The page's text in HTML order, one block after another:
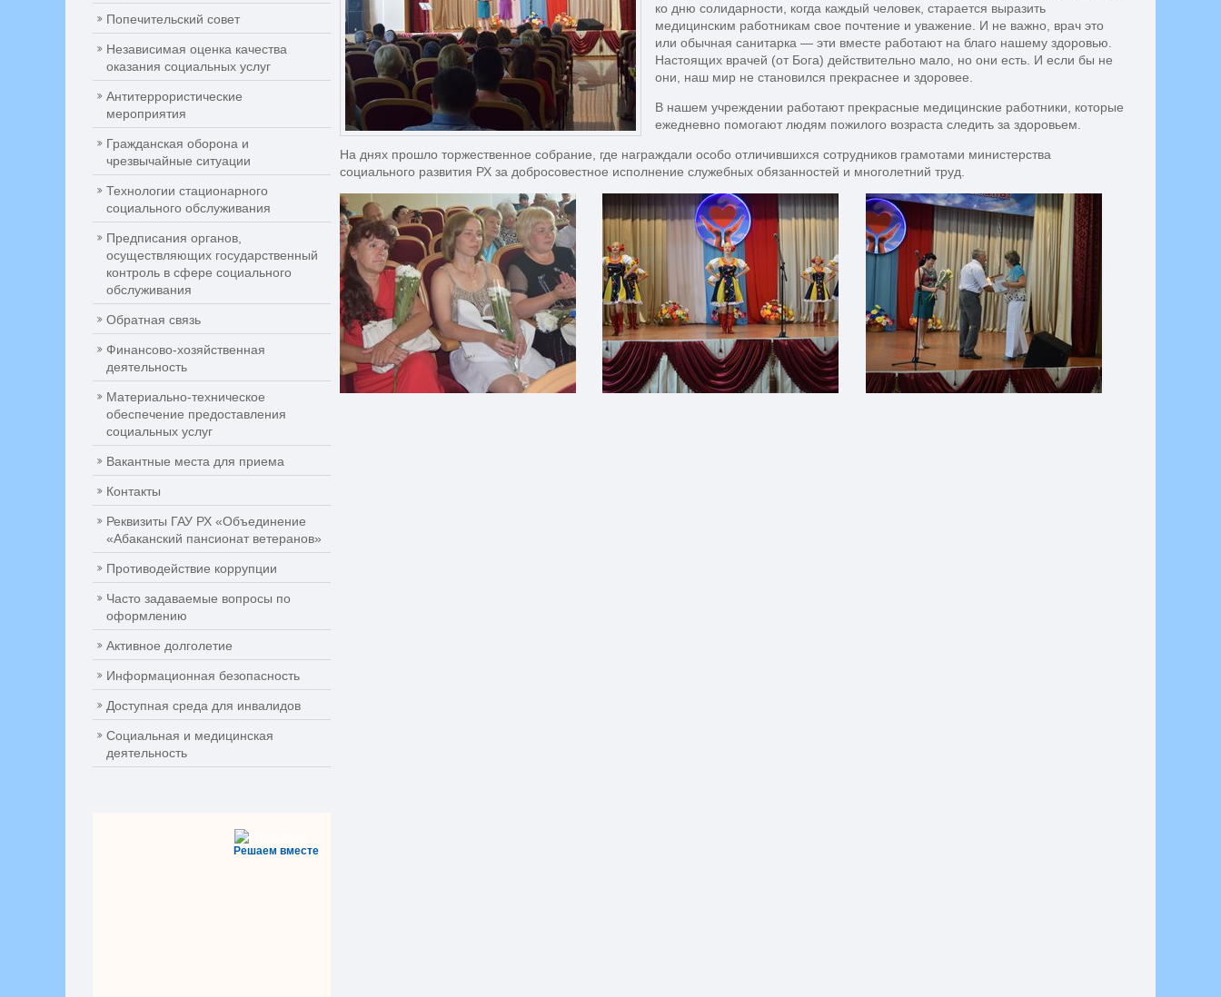
Попечительский совет
Независимая оценка качества
оказания социальных услуг
Антитеррористические
мероприятия
Гражданская оборона и
чрезвычайные ситуации
Технологии стационарного
социального обслуживания
Предписания органов,
осуществляющих государственный
контроль в сфере социального
обслуживания
Обратная связь
Финансово-хозяйственная
деятельность
Материально-техническое
обеспечение предоставления
социальных услуг
Вакантные места для приема
Контакты
Реквизиты ГАУ РХ «Объединение
«Абаканский пансионат ветеранов»
Противодействие коррупции
Часто задаваемые вопросы по
оформлению
Активное долголетие
Информационная безопасность
Доступная среда для инвалидов
Социальная и медицинская
деятельность
Решаем вместе
ко дню солидарности, когда каждый человек, старается выразить
медицинским работникам свое почтение и уважение. И не важно, врач это
или обычная санитарка — эти вместе работают на благо нашему здоровью.
Настоящих врачей (от Бога) действительно мало, но они есть. И если бы не
они, наш мир не становился прекраснее и здоровее.
В нашем учреждении работают прекрасные медицинские работники, которые
ежедневно помогают людям пожилого возраста следить за здоровьем.
На днях прошло торжественное собрание, где награждали особо отличившихся сотрудников грамотами министерства
социального развития РХ за добросовестное исполнение служебных обязанностей и многолетний труд.